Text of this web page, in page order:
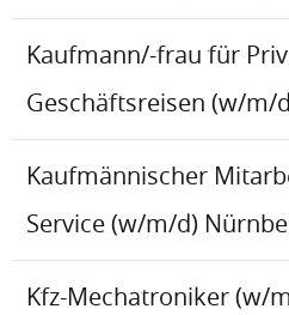
Kaufmann/-frau für
Geschäftsreisen (w/m/
Kaufmännischer
Service (w/m/d)
Kfz-Mechatroniker (w/